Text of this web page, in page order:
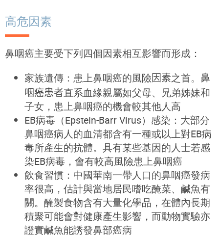
高危因素
鼻咽癌主要受下列四個因素相互影響而形成：
家族遺傳：患上鼻咽癌的風險因素之首。 鼻
咽癌患者直系血緣親屬如父母、兄弟姊妹和
子女，患上鼻咽癌的機會較其他人高
EB病毒（Epstein-Barr Virus）感染：大部分
鼻咽癌病人的血清都含有一種或以上對EB病
毒所產生的抗體。 具有某些基因的人士若感
染EB病毒，會有較高風險患上鼻咽癌
飲食習慣：中國華南一帶人口的鼻咽癌發病
率很高，估計與當地居民嗜吃醃菜、鹹魚有
關。 醃製食物含有大量化學品，在體內長期
積聚可能會對健康產生影響，而動物實驗亦
證實鹹魚能誘發鼻部癌病